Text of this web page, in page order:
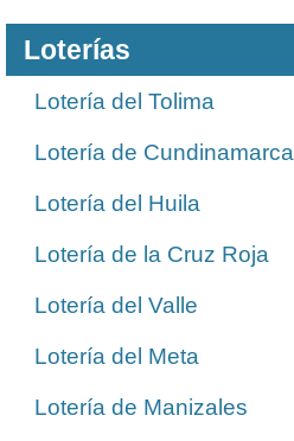
Loterías
Lotería del Tolima
Lotería de Cundinamarca
Lotería del Huila
Lotería de la Cruz Roja
Lotería del Valle
Lotería del Meta
Lotería de Manizales